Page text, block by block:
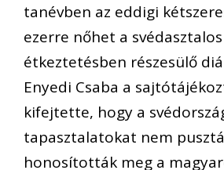
tanévben az eddigi
ezerre nőhet a svédasztalos
étkeztetésben részesülő
Enyedi Csaba a
kifejtette, hogy a
tapasztalatokat nem
honosították meg a